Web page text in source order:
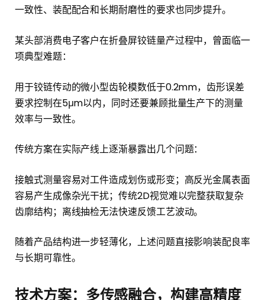
一致性、装配配合和长期耐磨性的要求也同步提升。
某头部消费电子客户在折叠屏铰链量产过程中，曾面临一
项典型难题：
用于铰链传动的微小型齿轮模数低于0.2mm，齿形误差
要求控制在5μm以内，同时还要兼顾批量生产下的测量
效率与一致性。
传统方案在实际产线上逐渐暴露出几个问题：
接触式测量容易对工件造成划伤或形变；高反光金属表面
容易产生成像杂光干扰；传统2D视觉难以完整获取复杂
齿廓结构；离线抽检无法快速反馈工艺波动。
随着产品结构进一步轻薄化，上述问题直接影响装配良率
与长期可靠性。
技术方案： 多传感融合，构建高精度